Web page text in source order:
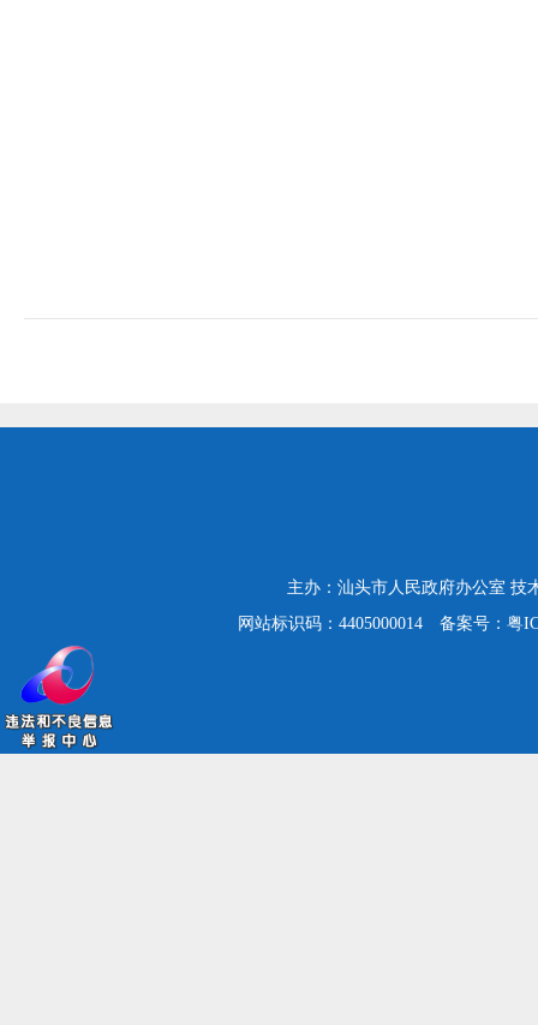
主办：汕头市人民政府办公室 技
网站标识码：4405000014
备案号：粤